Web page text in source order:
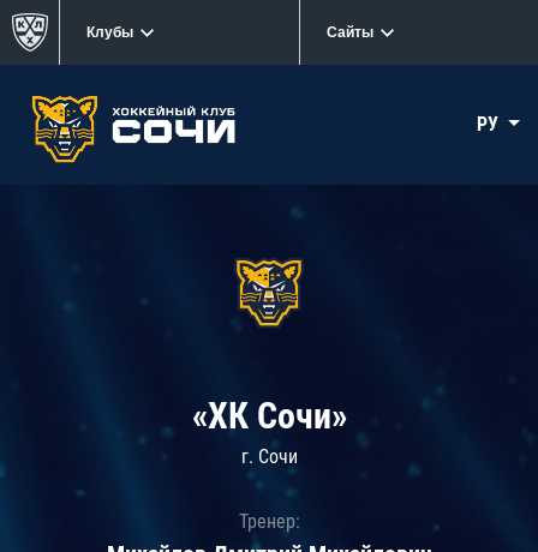
Клубы Сайты
РУ
«ХК Сочи»
г. Сочи
Тренер: